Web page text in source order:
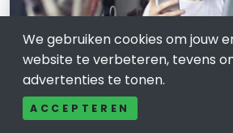
Wie kun je nog
We gebruiken cookies om jouw
website te verbeteren, tevens
advertenties te tonen.
ACCEPTEREN